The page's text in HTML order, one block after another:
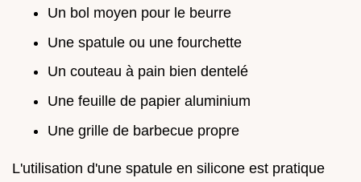
Un bol moyen pour le beurre
Une spatule ou une fourchette
Un couteau à pain bien dentelé
Une feuille de papier aluminium
Une grille de barbecue propre
L'utilisation d'une spatule en silicone est pratique